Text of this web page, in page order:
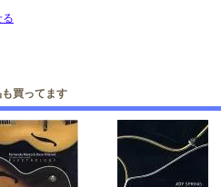
る
買ってます